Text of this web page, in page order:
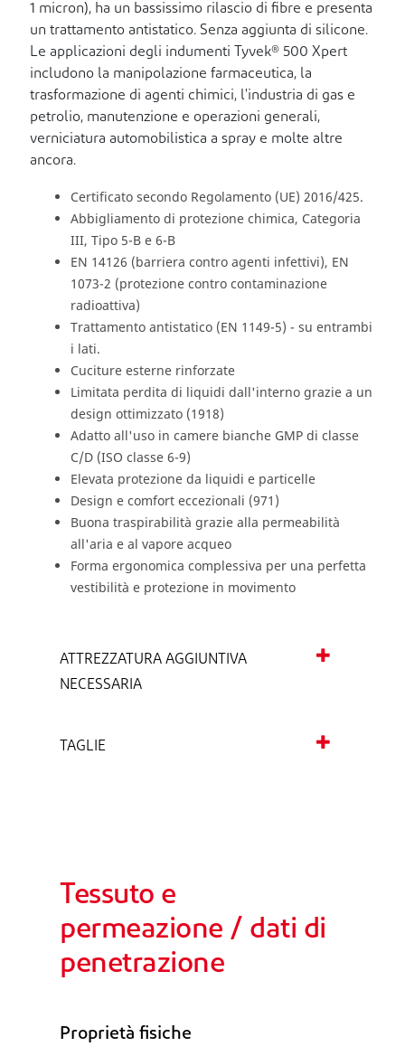
1 micron), ha un bassissimo rilascio di fibre e presenta
un trattamento antistatico. Senza aggiunta di silicone.
Le applicazioni degli indumenti Tyvek® 500 Xpert
includono la manipolazione farmaceutica, la
trasformazione di agenti chimici, l'industria di gas e
petrolio, manutenzione e operazioni generali,
verniciatura automobilistica a spray e molte altre
ancora.
Certificato secondo Regolamento (UE) 2016/425.
Abbigliamento di protezione chimica, Categoria
III, Tipo 5-B e 6-B
EN 14126 (barriera contro agenti infettivi), EN
1073-2 (protezione contro contaminazione
radioattiva)
Trattamento antistatico (EN 1149-5) - su entrambi
i lati.
Cuciture esterne rinforzate
Limitata perdita di liquidi dall'interno grazie a un
design ottimizzato (1918)
Adatto all'uso in camere bianche GMP di classe
C/D (ISO classe 6-9)
Elevata protezione da liquidi e particelle
Design e comfort eccezionali (971)
Buona traspirabilità grazie alla permeabilità
all'aria e al vapore acqueo
Forma ergonomica complessiva per una perfetta
vestibilità e protezione in movimento
ATTREZZATURA AGGIUNTIVA
NECESSARIA
TAGLIE
Tessuto e
permeazione / dati di
penetrazione
Proprietà fisiche